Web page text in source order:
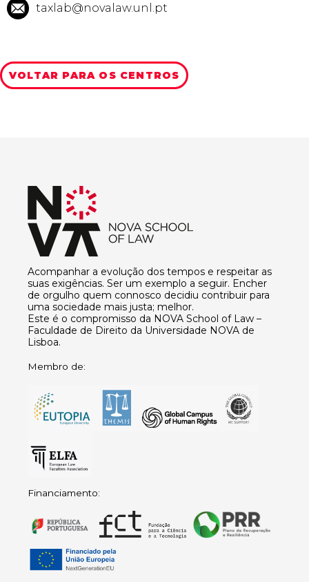
taxlab@novalaw.unl.pt
VOLTAR PARA OS CENTROS
Acompanhar a evolução dos tempos e respeitar as
suas exigências. Ser um exemplo a seguir. Encher
de orgulho quem connosco decidiu contribuir para
uma sociedade mais justa; melhor.
Este é o compromisso da NOVA School of Law –
Faculdade de Direito da Universidade NOVA de
Lisboa.
Membro de:
Financiamento: